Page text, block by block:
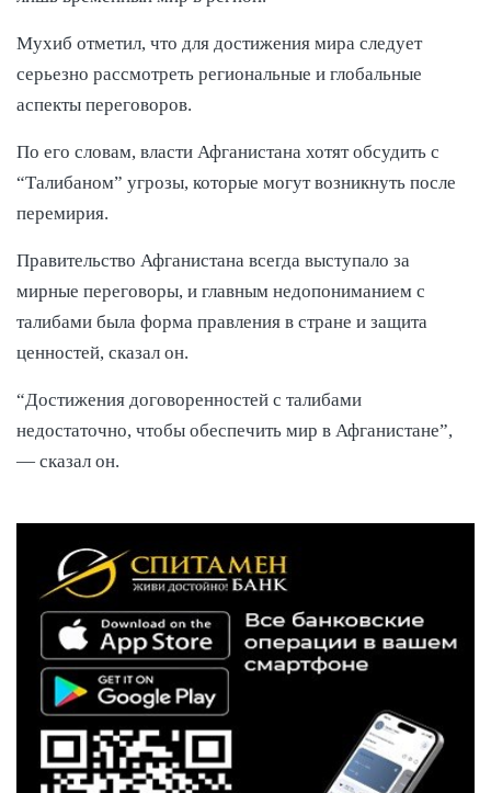
Мухиб отметил, что для достижения мира следует
серьезно рассмотреть региональные и глобальные
аспекты переговоров.
По его словам, власти Афганистана хотят обсудить с
“Талибаном” угрозы, которые могут возникнуть после
перемирия.
Правительство Афганистана всегда выступало за
мирные переговоры, и главным недопониманием с
талибами была форма правления в стране и защита
ценностей, сказал он.
“Достижения договоренностей с талибами
недостаточно, чтобы обеспечить мир в Афганистане”,
— сказал он.